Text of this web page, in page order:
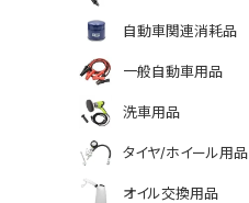
自動車関連消耗品
一般自動車用品
洗車用品
タイヤ/ホイール用品
オイル交換用品